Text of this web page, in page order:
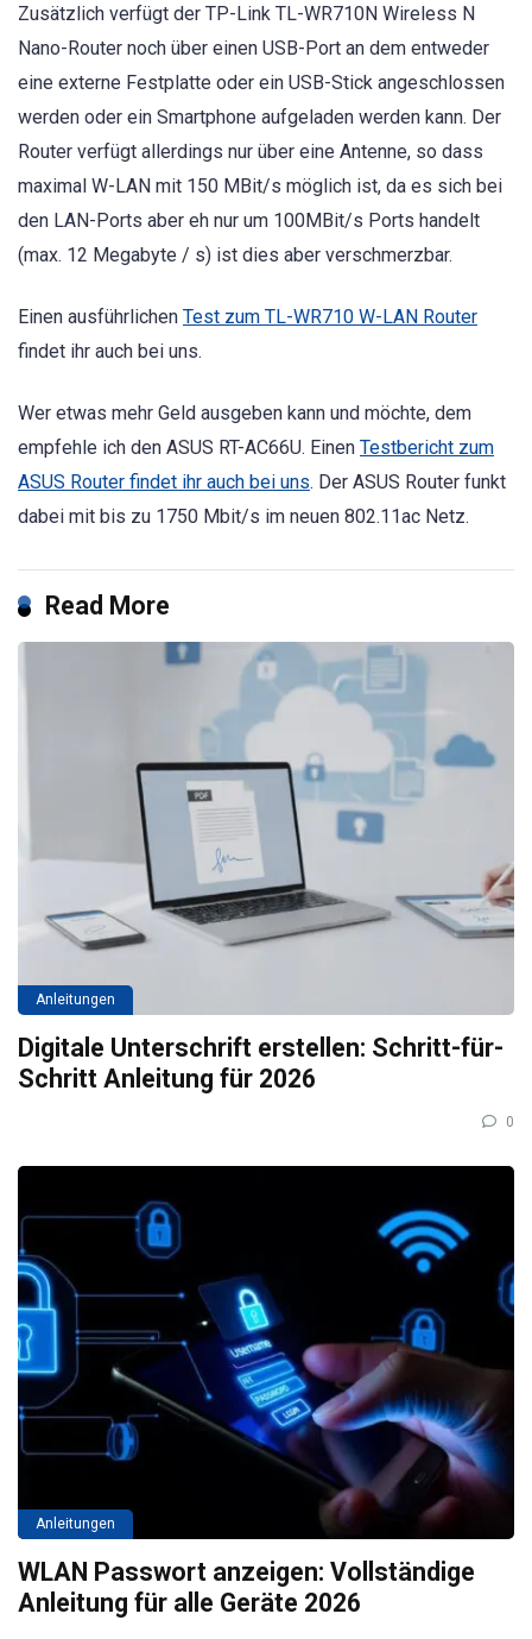
Zusätzlich verfügt der TP-Link TL-WR710N Wireless N
Nano-Router noch über einen USB-Port an dem entweder
eine externe Festplatte oder ein USB-Stick angeschlossen
werden oder ein Smartphone aufgeladen werden kann. Der
Router verfügt allerdings nur über eine Antenne, so dass
maximal W-LAN mit 150 MBit/s möglich ist, da es sich bei
den LAN-Ports aber eh nur um 100MBit/s Ports handelt
(max. 12 Megabyte / s) ist dies aber verschmerzbar.
Einen ausführlichen Test zum TL-WR710 W-LAN Router
findet ihr auch bei uns.
Wer etwas mehr Geld ausgeben kann und möchte, dem
empfehle ich den ASUS RT-AC66U. Einen Testbericht zum
ASUS Router findet ihr auch bei uns. Der ASUS Router funkt
dabei mit bis zu 1750 Mbit/s im neuen 802.11ac Netz.
Read More
Anleitungen
Digitale Unterschrift erstellen: Schritt-für-
Schritt Anleitung für 2026
0
Anleitungen
WLAN Passwort anzeigen: Vollständige
Anleitung für alle Geräte 2026